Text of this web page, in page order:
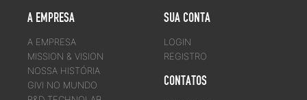
A EMPRESA
A EMPRESA
MISSION & VISION
NOSSA HISTÓRIA
GIVI NO MUNDO
SUA CONTA
LOGIN
REGISTRO
CONTATOS